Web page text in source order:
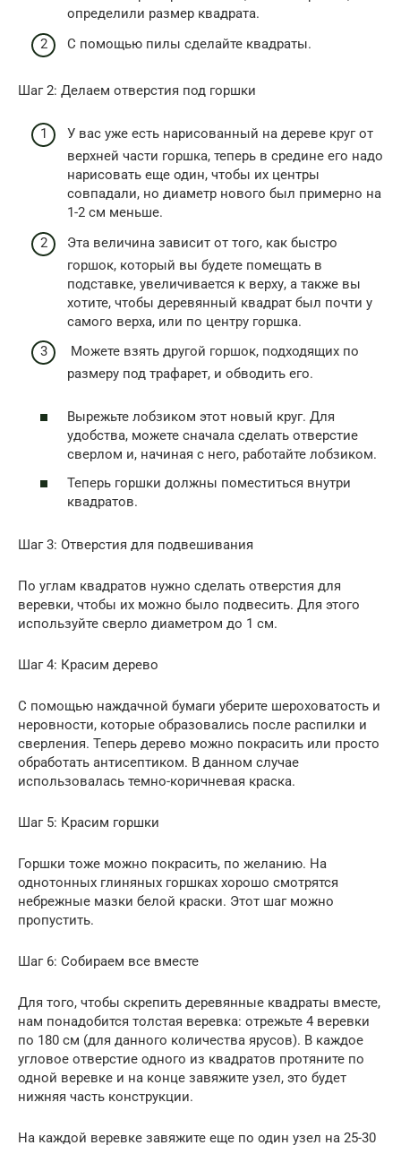
определили размер квадрата.
С помощью пилы сделайте квадраты.
Шаг 2: Делаем отверстия под горшки
У вас уже есть нарисованный на дереве круг от
верхней части горшка, теперь в средине его надо
нарисовать еще один, чтобы их центры
совпадали, но диаметр нового был примерно на
1-2 см меньше.
Эта величина зависит от того, как быстро
горшок, который вы будете помещать в
подставке, увеличивается к верху, а также вы
хотите, чтобы деревянный квадрат был почти у
самого верха, или по центру горшка.
Можете взять другой горшок, подходящих по
размеру под трафарет, и обводить его.
Вырежьте лобзиком этот новый круг. Для
удобства, можете сначала сделать отверстие
сверлом и, начиная с него, работайте лобзиком.
Теперь горшки должны поместиться внутри
квадратов.
Шаг 3: Отверстия для подвешивания
По углам квадратов нужно сделать отверстия для
веревки, чтобы их можно было подвесить. Для этого
используйте сверло диаметром до 1 см.
Шаг 4: Красим дерево
С помощью наждачной бумаги уберите шероховатость и
неровности, которые образовались после распилки и
сверления. Теперь дерево можно покрасить или просто
обработать антисептиком. В данном случае
использовалась темно-коричневая краска.
Шаг 5: Красим горшки
Горшки тоже можно покрасить, по желанию. На
однотонных глиняных горшках хорошо смотрятся
небрежные мазки белой краски. Этот шаг можно
пропустить.
Шаг 6: Собираем все вместе
Для того, чтобы скрепить деревянные квадраты вместе,
нам понадобится толстая веревка: отрежьте 4 веревки
по 180 см (для данного количества ярусов). В каждое
угловое отверстие одного из квадратов протяните по
одной веревке и на конце завяжите узел, это будет
нижняя часть конструкции.
На каждой веревке завяжите еще по один узел на 25-30